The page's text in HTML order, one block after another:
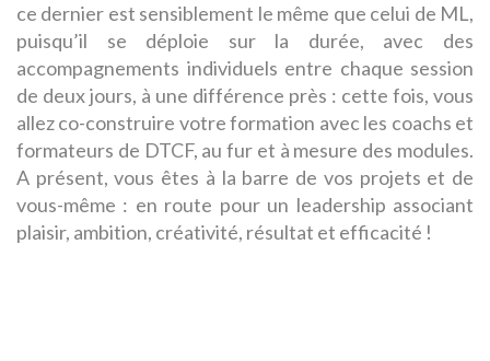
ce dernier est sensiblement le même que celui de ML,
puisqu’il se déploie sur la durée, avec des
accompagnements individuels entre chaque session
de deux jours, à une différence près : cette fois, vous
allez co-construire votre formation avec les coachs et
formateurs de DTCF, au fur et à mesure des modules.
A présent, vous êtes à la barre de vos projets et de
vous-même : en route pour un leadership associant
plaisir, ambition, créativité, résultat et efficacité !